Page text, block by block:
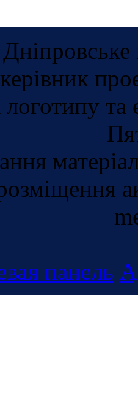
керівник
та
панель